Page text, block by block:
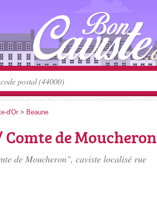
d'Or> Beaune
de Moucheron
de Moucheron", caviste localisé rue